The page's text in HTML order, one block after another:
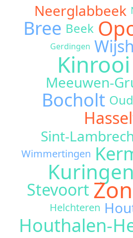
Neerglabbeek
Bree Beek
Gerdingen
Kinrooi
Meeuwen-
Bocholt
Sint-
Wimmertingen
Kuringen
Stevoort
Helchteren
Houthalen-